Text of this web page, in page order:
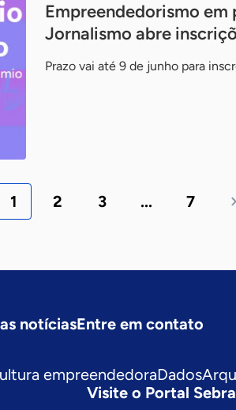
Empreendedorismo em
Jornalismo abre
Prazo vai até 9 de junho para
1 2 3 ... 7
notíciasEntre em contato
empreendedoraDados
Visite o Portal